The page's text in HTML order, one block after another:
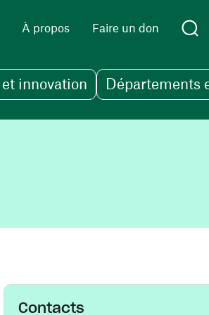
À propos Faire un don
innovation Départements
Contacts